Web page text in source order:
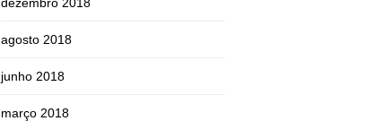
agosto 2018
junho 2018
março 2018